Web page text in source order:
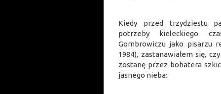
Kiedy przed trzydziestu
potrzeby kieleckiego
Gombrowiczu jako pisarzu
1984), zastanawiałem się,
zostanę przez bohatera
jasnego nieba: